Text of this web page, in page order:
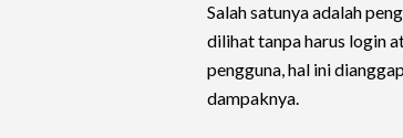
Salah satunya adalah
dilihat tanpa harus login
pengguna, hal ini
dampaknya.